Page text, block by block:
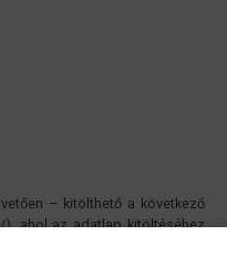
– kitölthető a következő
), ahol az adatlap kitöltéséhez